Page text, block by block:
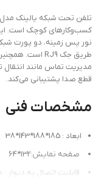
مدیریت تماس مانند
قطع صدا پشتیبانی می‌کند.
مشخصات فنی
ابعاد : 185*188*143*38